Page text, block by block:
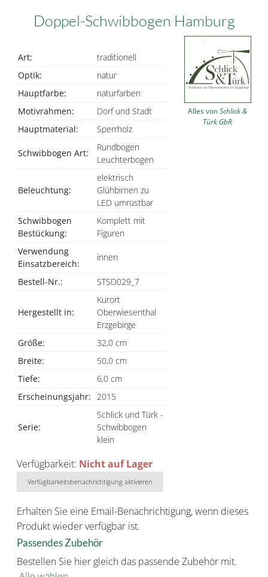
Doppel-Schwibbogen Hamburg
Art:
traditionell
Optik:
natur
Hauptfarbe:
naturfarben
Motivrahmen:
Dorf und Stadt
Hauptmaterial:
Sperrholz
Schwibbogen Art:
Rundbogen
Leuchterbogen
Beleuchtung:
elektrisch
Glühbirnen zu
LED umrüstbar
Schwibbogen
Bestückung:
Komplett mit
Figuren
Verwendung
Einsatzbereich:
innen
Bestell-Nr.: STSD029_7
Hergestellt in:
Kurort
Oberwiesenthal
Erzgebirge
Größe:
32,0 cm
Breite:
50,0 cm
Tiefe:
6,0 cm
Erscheinungsjahr: 2015
Serie:
Schlick und Türk -
Schwibbogen
klein
Alles vonSchlick &
Türk GbR
Verfügbarkeit: Nicht auf Lager
Verfügbarkeitsbenachrichtigung aktivieren
Erhalten Sie eine Email-Benachrichtigung, wenn dieses
Produkt wieder verfügbar ist.
Passendes Zubehör
Bestellen Sie hier gleich das passende Zubehör mit.